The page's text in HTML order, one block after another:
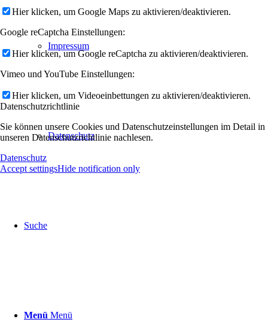
Impressum
Datenschutz
Suche
Menü Menü
Hier klicken, um Google Maps zu aktivieren/deaktivieren.
Google reCaptcha Einstellungen:
Hier klicken, um Google reCaptcha zu aktivieren/deaktivieren.
Vimeo und YouTube Einstellungen:
Hier klicken, um Videoeinbettungen zu aktivieren/deaktivieren.
Datenschutzrichtlinie
Sie können unsere Cookies und Datenschutzeinstellungen im Detail in
unseren Datenschutzrichtlinie nachlesen.
Datenschutz
Accept settingsHide notification only